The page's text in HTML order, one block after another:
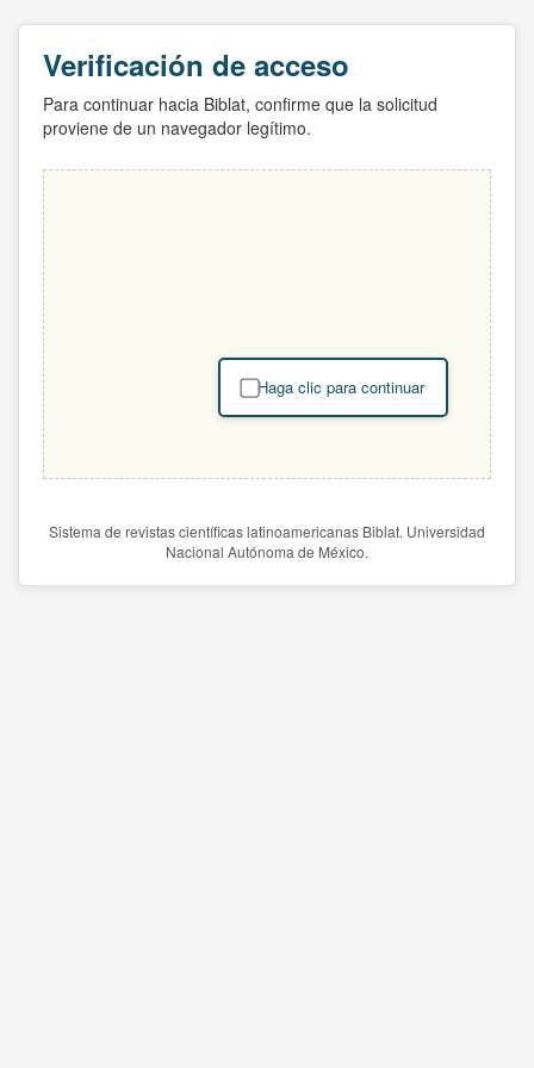
Verificación de acceso
Para continuar hacia Biblat, confirme que la solicitud
proviene de un navegador legítimo.
Haga clic para continuar
Sistema de revistas científicas latinoamericanas Biblat. Universidad
Nacional Autónoma de México.